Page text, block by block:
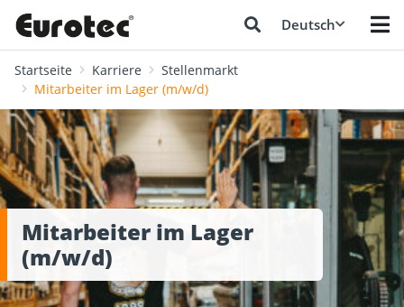
Deutsch
Startseite Karriere
Stellenmarkt
Mitarbeiter im Lager (m/w/d)
Mitarbeiter im Lager
(m/w/d)